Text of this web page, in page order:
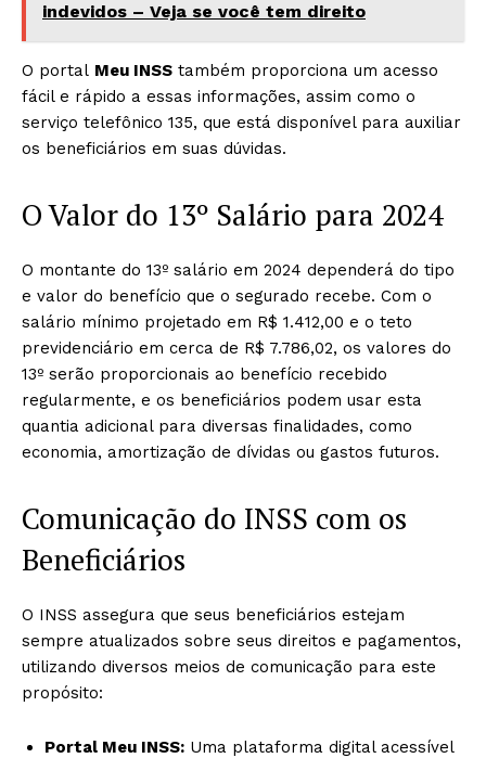
indevidos – Veja se você tem direito
O portal Meu INSS também proporciona um acesso
fácil e rápido a essas informações, assim como o
serviço telefônico 135, que está disponível para auxiliar
os beneficiários em suas dúvidas.
O Valor do 13º Salário para 2024
O montante do 13º salário em 2024 dependerá do tipo
e valor do benefício que o segurado recebe. Com o
salário mínimo projetado em R$ 1.412,00 e o teto
previdenciário em cerca de R$ 7.786,02, os valores do
13º serão proporcionais ao benefício recebido
regularmente, e os beneficiários podem usar esta
quantia adicional para diversas finalidades, como
economia, amortização de dívidas ou gastos futuros.
Comunicação do INSS com os
Beneficiários
O INSS assegura que seus beneficiários estejam
sempre atualizados sobre seus direitos e pagamentos,
utilizando diversos meios de comunicação para este
propósito:
Portal Meu INSS: Uma plataforma digital acessível